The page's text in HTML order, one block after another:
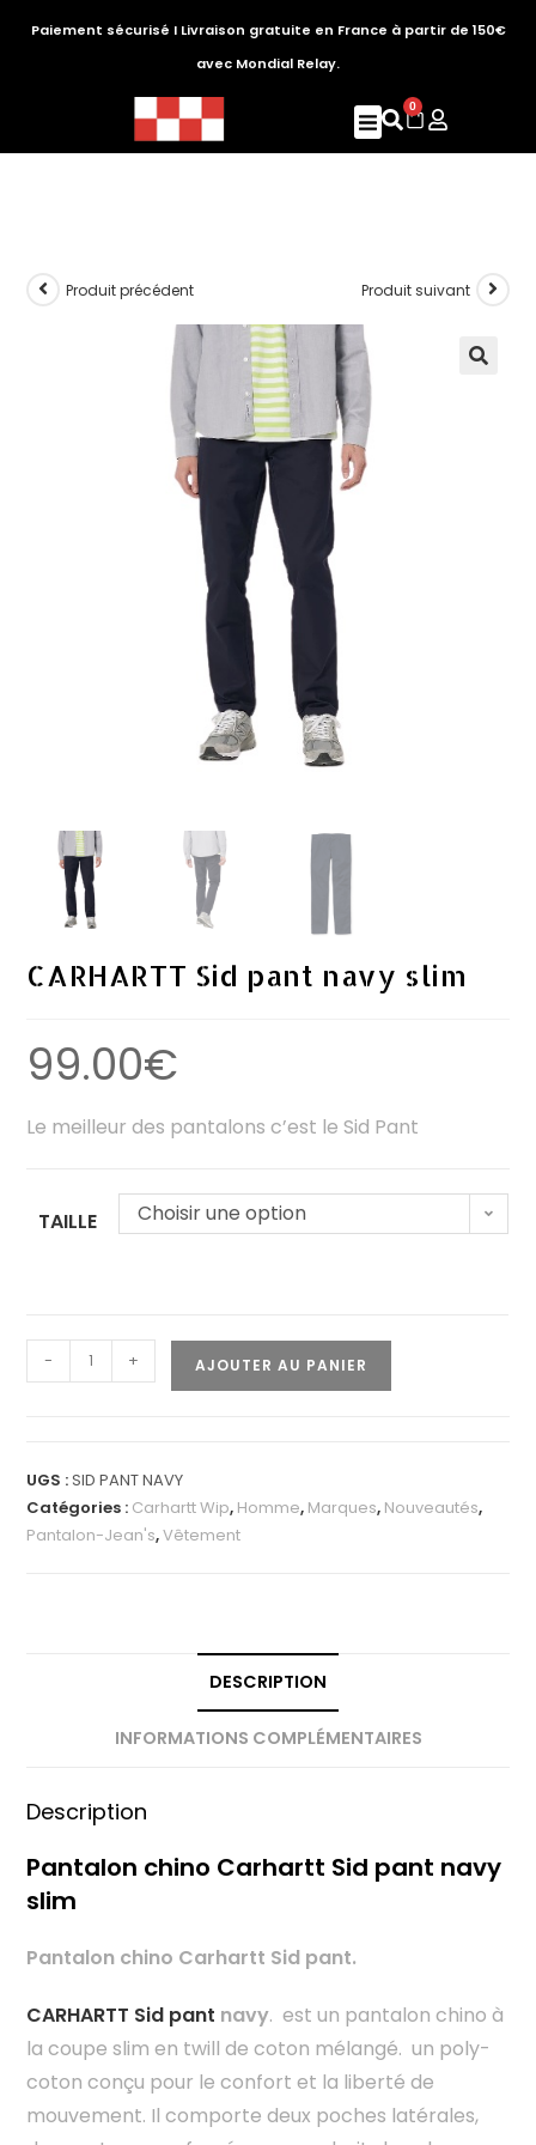
Paiement sécurisé I Livraison gratuite en France à partir de 150€
avec Mondial Relay.
0
Produit précédent Produit suivant
CARHARTT Sid pant navy slim
99.00€
Le meilleur des pantalons c’est le Sid Pant
TAILLE Choisir une option
- + AJOUTER AU PANIER
UGS :SID PANT NAVY
Catégories : Carhartt Wip, Homme, Marques, Nouveautés,
Pantalon-Jean's,Vêtement
DESCRIPTION
INFORMATIONS COMPLÉMENTAIRES
Description
Pantalon chino Carhartt Sid pant navy
slim
Pantalon chino Carhartt Sid pant.
CARHARTT Sid pant navy. est un pantalon chino à
la coupe slim en twill de coton mélangé. un poly-
coton conçu pour le confort et la liberté de
mouvement. Il comporte deux poches latérales,